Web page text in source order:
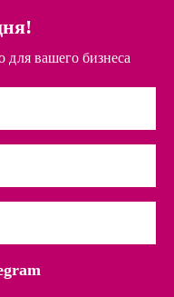
вашего бизнеса